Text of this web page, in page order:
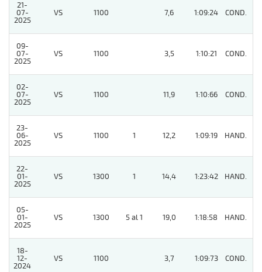
21-
07-
2025
VS 1100 7,6 1:09:24 COND.
09-
07-
2025
VS 1100 3,5 1:10:21 COND.
02-
07-
2025
VS 1100 11,9 1:10:66 COND.
23-
06-
2025
VS 1100 1 12,2 1:09:19 HAND.
22-
01-
2025
VS 1300 1 14,4 1:23:42 HAND.
05-
01-
2025
VS 1300 5 al 1 19,0 1:18:58 HAND.
18-
12-
2024
VS 1100 3,7 1:09:73 COND.